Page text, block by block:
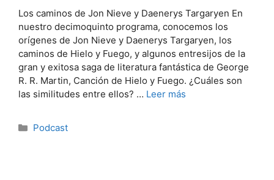
Los caminos de Jon Nieve y Daenerys Targaryen En
nuestro decimoquinto programa, conocemos los
orígenes de Jon Nieve y Daenerys Targaryen, los
caminos de Hielo y Fuego, y algunos entresijos de la
gran y exitosa saga de literatura fantástica de George
R. R. Martin, Canción de Hielo y Fuego. ¿Cuáles son
las similitudes entre ellos? … Leer más
Categorías
Podcast